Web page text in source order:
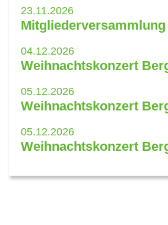
23.11.2026
Mitgliederversammlung
04.12.2026
Weihnachtskonzert
05.12.2026
Weihnachtskonzert
05.12.2026
Weihnachtskonzert